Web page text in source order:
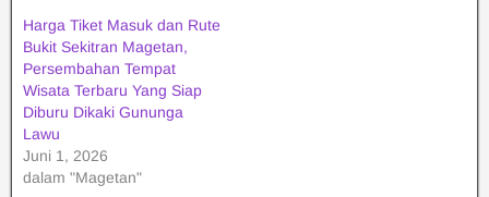
Harga Tiket Masuk dan Rute
Bukit Sekitran Magetan,
Persembahan Tempat
Wisata Terbaru Yang Siap
Diburu Dikaki Gununga
Lawu
Juni 1, 2026
dalam "Magetan"